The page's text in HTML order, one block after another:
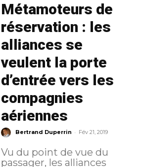
Métamoteurs de
réservation : les
alliances se
veulent la porte
d’entrée vers les
compagnies
aériennes
Bertrand Duperrin - Fév 21, 2019
Vu du point de vue du
passager, les alliances